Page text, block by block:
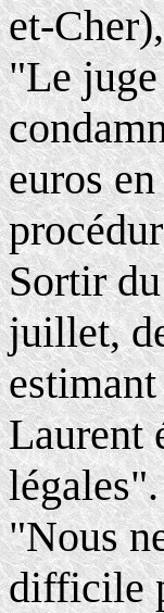
et-
"Le
euros
Sortir
juillet,
Laurent
légales".
"Nous
difficile